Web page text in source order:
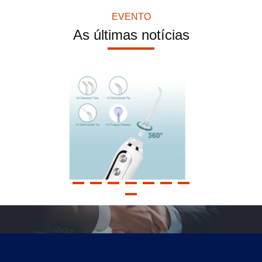
Picareta dental portátil da água do ABS, jato de água
2500mah água portátil Flosser, líquido de limpeza sem corda
EVENTO
As últimas notícias